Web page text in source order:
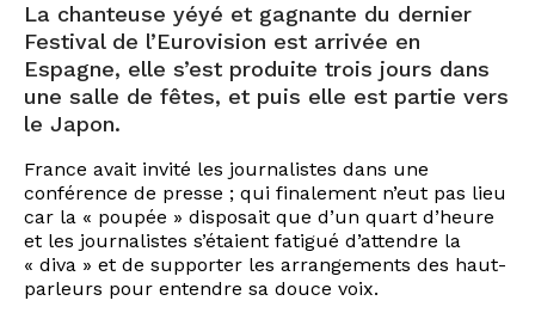
La chanteuse yéyé et gagnante du dernier
Festival de l’Eurovision est arrivée en
Espagne, elle s’est produite trois jours dans
une salle de fêtes, et puis elle est partie vers
le Japon.
France avait invité les journalistes dans une
conférence de presse ; qui finalement n’eut pas lieu
car la « poupée » disposait que d’un quart d’heure
et les journalistes s’étaient fatigué d’attendre la
« diva » et de supporter les arrangements des haut-
parleurs pour entendre sa douce voix.